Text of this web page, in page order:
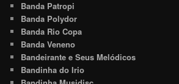
Banda Patropi
Banda Polydor
Banda Rio Copa
Banda Veneno
Bandeirante e Seus Melódicos
Bandinha do Irio